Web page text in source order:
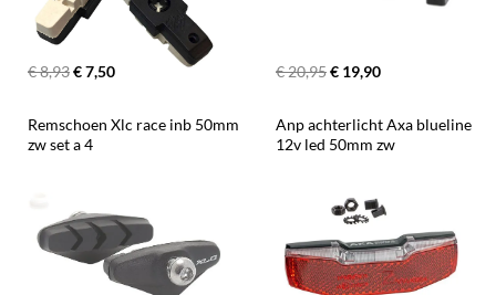
€ 8,93€ 7,50 € 20,95€ 19,90
Remschoen Xlc race inb 50mm
zw set a 4
Anp achterlicht Axa blueline
12v led 50mm zw